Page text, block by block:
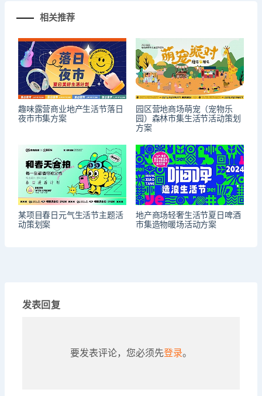
相关推荐
趣味露营商业地产生活节落日
夜市市集方案
园区营地商场萌宠（宠物乐
园）森林市集生活节活动策划
方案
某项目春日元气生活节主题活
动策划案
地产商场轻奢生活节夏日啤酒
市集造物暖场活动方案
发表回复
要发表评论，您必须先登录。